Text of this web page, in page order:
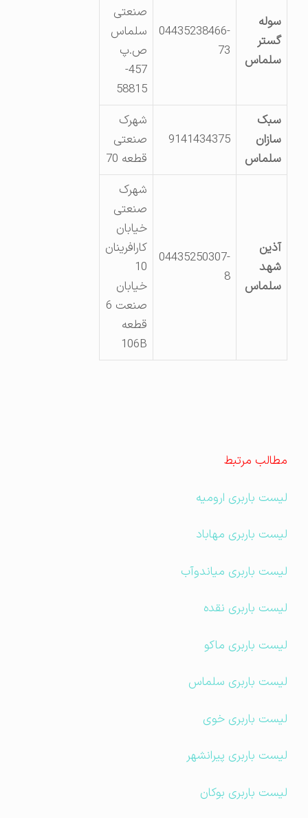
سوله
گستر
سلماس
04435238466-
صنعتی
سلماس
ص.پ
457-
58815
سبک
سازان
سلماس
9141434375
شهرک
صنعتی
قطعه 70
آذین
شهد
سلماس
04435250307-
شهرک
صنعتی
خیابان
کارافرینان
خیابان
صنعت 6
قطعه
106B
مطالب مرتبط
لیست باربری ارومیه
لیست باربری مهاباد
لیست باربری میاندوآب
لیست باربری نقده
لیست باربری ماکو
لیست باربری سلماس
لیست باربری خوی
لیست باربری پیرانشهر
لیست باربری بوکان